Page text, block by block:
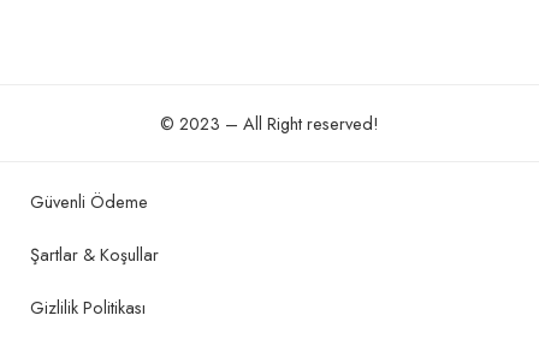
© 2023 – All Right reserved!
Güvenli Ödeme
Şartlar & Koşullar
Gizlilik Politikası